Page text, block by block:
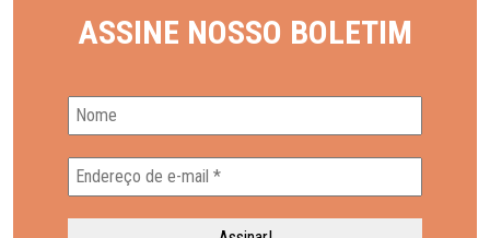
ASSINE NOSSO BOLETIM